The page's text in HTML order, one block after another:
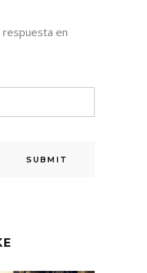
en